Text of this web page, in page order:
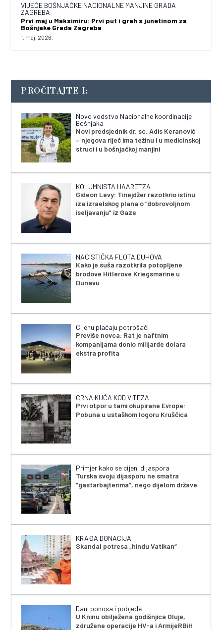
VIJEĆE BOŠNJAČKE NACIONALNE MANJINE GRADA
ZAGREBA
Prvi maj u Maksimiru: Prvi put i grah s junetinom za
Bošnjake Grada Zagreba
1. maj. 2026.
PROČITAJTE I:
Novo vodstvo Nacionalne koordinacije
Bošnjaka
Novi predsjednik dr. sc. Adis Keranović
– njegova riječ ima težinu i u medicinskoj
struci i u bošnjačkoj manjini
KOLUMNISTA HAARETZA
Gideon Levy: Tinejdžer razotkrio istinu
iza izraelskog plana o “dobrovoljnom
iseljavanju” iz Gaze
NACISTIČKA FLOTA DUHOVA
Kako je suša razotkrila potopljene
brodove Hitlerove Kriegsmarine u
Dunavu
Cijenu plaćaju potrošači
Previše novca: Rat je naftnim
kompanijama donio milijarde dolara
ekstra profita
CRNA KUĆA KOD VITEZA
Prvi otpor u tami okupirane Evrope:
Pobuna u ustaškom logoru Kruščica
Primjer kako se cijeni dijaspora
Turska svoju dijasporu ne smatra
“gastarbajterima”, nego dijelom države
KRAĐA DONACIJA
Skandal potresa „hindu Vatikan“
Dani ponosa i pobjede
U Kninu obilježena godišnjica Oluje,
združene operacije HV-a i ArmijeRBiH